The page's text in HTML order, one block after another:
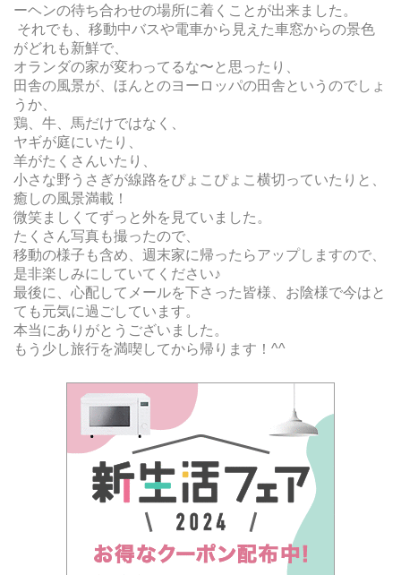
ーヘンの待ち合わせの場所に着くことが出来ました。
それでも、移動中バスや電車から見えた車窓からの景色
がどれも新鮮で、
オランダの家が変わってるな〜と思ったり、
田舎の風景が、ほんとのヨーロッパの田舎というのでしょ
うか、
鶏、牛、馬だけではなく、
ヤギが庭にいたり、
羊がたくさんいたり、
小さな野うさぎが線路をぴょこぴょこ横切っていたりと、
癒しの風景満載！
微笑ましくてずっと外を見ていました。
たくさん写真も撮ったので、
移動の様子も含め、週末家に帰ったらアップしますので、
是非楽しみにしていてください♪
最後に、心配してメールを下さった皆様、お陰様で今はと
ても元気に過ごしています。
本当にありがとうございました。
もう少し旅行を満喫してから帰ります！^^